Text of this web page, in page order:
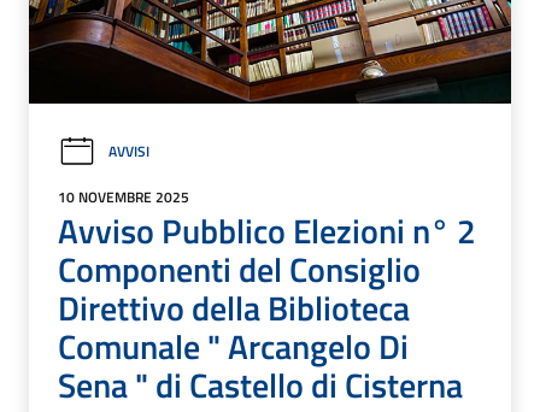
AVVISI
10 NOVEMBRE 2025
Avviso Pubblico Elezioni n° 2
Componenti del Consiglio
Direttivo della Biblioteca
Comunale " Arcangelo Di
Sena " di Castello di Cisterna